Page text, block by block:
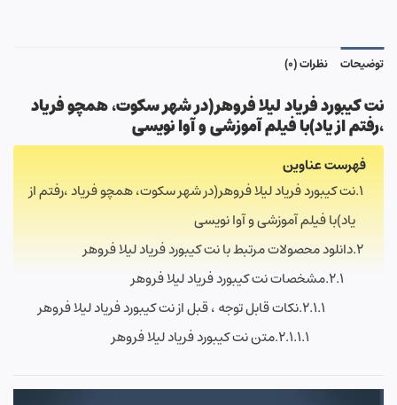
توضیحات نظرات (0)
نت کیبورد فریاد لیلا فروهر(در شهر سکوت،همچو فریاد
،رفتم از یاد)با فیلم آموزشی و آوا نویسی
فهرست عناوین
نت کیبورد فریاد لیلا فروهر(در شهر سکوت، همچو فریاد ،رفتم از
یاد)با فیلم آموزشی و آوا نویسی
دانلود محصولات مرتبط با نت کیبورد فریاد لیلا فروهر
مشخصات نت کیبورد فریاد لیلا فروهر
نکات قابل توجه ، قبل از نت کیبورد فریاد لیلا فروهر
متن نت کیبورد فریاد لیلا فروهر